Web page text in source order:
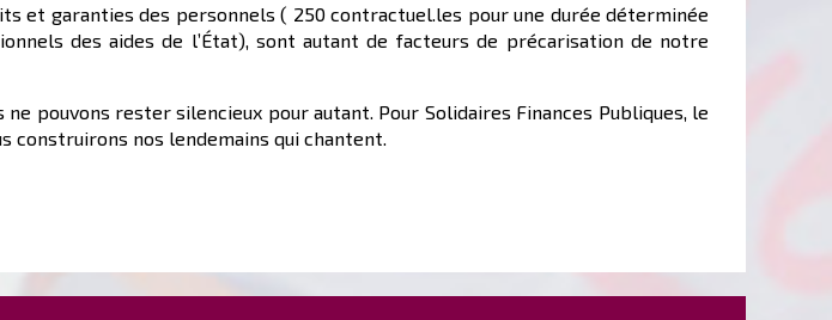
et garanties des personnels ( 250 contractuel.les pour une durée déterminée
des aides de l’État), sont autant de facteurs de précarisation de notre
pouvons rester silencieux pour autant. Pour Solidaires Finances Publiques, le
construirons nos lendemains qui chantent.